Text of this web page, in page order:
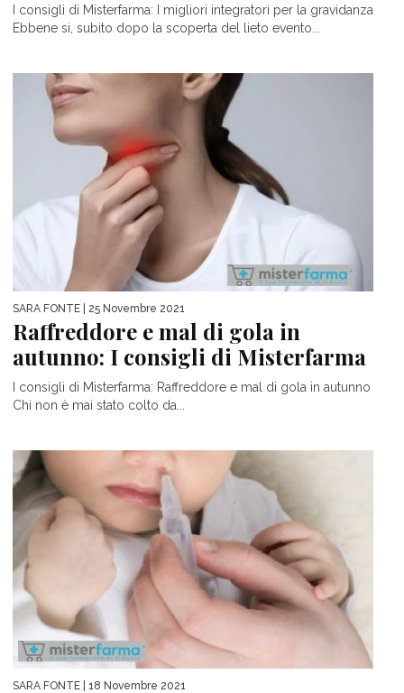
I consigli di Misterfarma: I migliori integratori per la gravidanza
Ebbene si, subito dopo la scoperta del lieto evento...
SARA FONTE | 25 Novembre 2021
Raffreddore e mal di gola in
autunno: I consigli di Misterfarma
I consigli di Misterfarma: Raffreddore e mal di gola in autunno
Chi non è mai stato colto da...
SARA FONTE | 18 Novembre 2021